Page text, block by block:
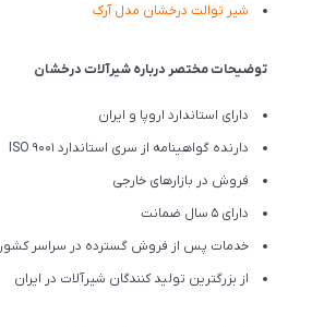
شیر توالت درخشان مدل آرک
توضیحات مختصر درباره شیرآلات درخشان
دارای استاندارد اروپا و ایران
دارنده گواهینامه از سری استاندارد ISO 9001
فروش در بازارهای خارجی
دارای 5 سال ضمانت
خدمات پس از فروش گسترده در سراسر کشور
از بزرگترین تولید کنندگان شیرآلات در ایران